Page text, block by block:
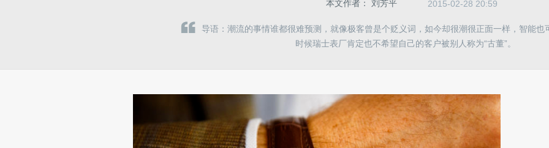
本文作者： 刘芳平 2015-02-28 20:59
导语：潮流的事情谁都很难预测，就像极客曾是个贬义词，如今却很潮很正面一样，智能也
时候瑞士表厂肯定也不希望自己的客户被别人称为“古董”。